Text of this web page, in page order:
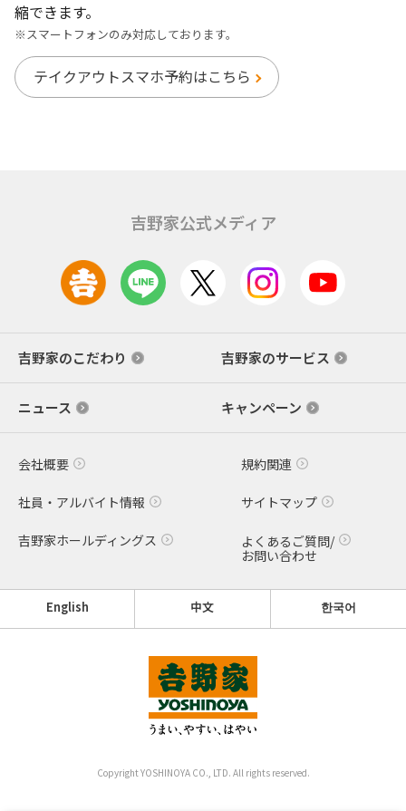
縮できます。
※スマートフォンのみ対応しております。
テイクアウトスマホ予約はこちら
吉野家公式メディア
吉野家のこだわり 吉野家のサービス
ニュース キャンペーン
会社概要 規約関連
社員・アルバイト情報 サイトマップ
吉野家ホールディングス
よくあるご質問/
お問い合わせ
English 中文 한국어
Copyright YOSHINOYA CO., LTD. All rights reserved.